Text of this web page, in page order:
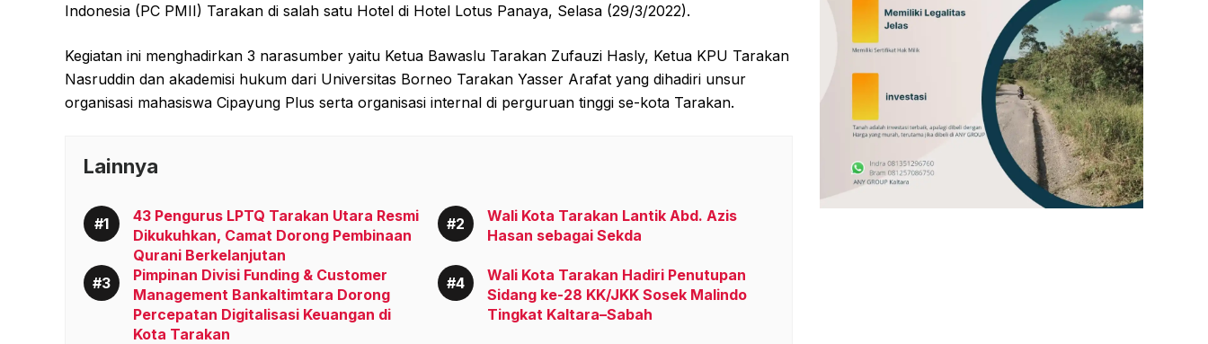
Indonesia (PC PMII) Tarakan di salah satu Hotel di Hotel Lotus Panaya, Selasa (29/3/2022).
Kegiatan ini menghadirkan 3 narasumber yaitu Ketua Bawaslu Tarakan Zufauzi Hasly, Ketua KPU Tarakan
Nasruddin dan akademisi hukum dari Universitas Borneo Tarakan Yasser Arafat yang dihadiri unsur
organisasi mahasiswa Cipayung Plus serta organisasi internal di perguruan tinggi se-kota Tarakan.
Lainnya
43 Pengurus LPTQ Tarakan Utara Resmi
Dikukuhkan, Camat Dorong Pembinaan
Qurani Berkelanjutan
Wali Kota Tarakan Lantik Abd. Azis
Hasan sebagai Sekda
Pimpinan Divisi Funding & Customer
Management Bankaltimtara Dorong
Percepatan Digitalisasi Keuangan di
Kota Tarakan
Wali Kota Tarakan Hadiri Penutupan
Sidang ke-28 KK/JKK Sosek Malindo
Tingkat Kaltara–Sabah